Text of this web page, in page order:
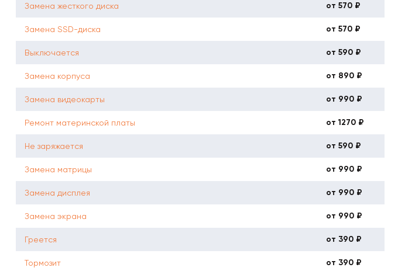
Замена жесткого диска от 570 ₽
Замена SSD-диска от 570 ₽
Выключается от 590 ₽
Замена корпуса от 890 ₽
Замена видеокарты от 990 ₽
Ремонт материнской платы от 1270 ₽
Не заряжается от 590 ₽
Замена матрицы от 990 ₽
Замена дисплея от 990 ₽
Замена экрана от 990 ₽
Греется от 390 ₽
Тормозит от 390 ₽